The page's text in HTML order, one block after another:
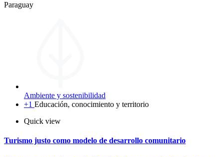
Paraguay
Ambiente y sostenibilidad
+1 Educación, conocimiento y territorio
Quick view
Turismo justo como modelo de desarrollo comunitario